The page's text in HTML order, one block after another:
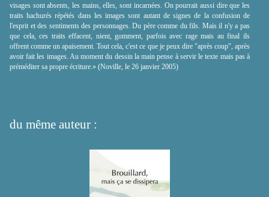
visages sont absents, les mains, elles, sont incarnées. On pourrait aussi dire que les
traits hachurés répétés dans les images sont autant de signes de la confusion de
l'esprit et des sentiments des personnages. Du père comme du fils. Mais il n'y a pas
que cela, ces traits effacent, nient, gomment, parfois avec rage mais au final ils
offrent comme un apaisement. Tout cela, c'est ce que je peux dire "après coup", après
avoir fait les images. Au moment du dessin la main pense à servir le texte mais pas à
préméditer sa propre écriture.» (Noville, le 26 janvier 2005)
du même auteur :